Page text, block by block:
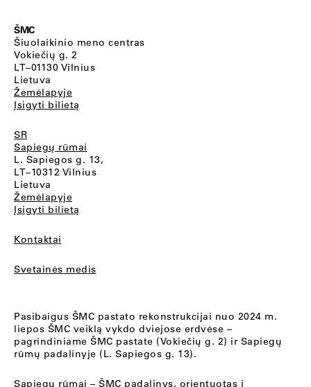
ŠMC
Šiuolaikinio meno centras
Vokiečių g. 2
LT–01130 Vilnius
Lietuva
Žemėlapyje
Įsigyti bilietą
SR
Sapiegų rūmai
L. Sapiegos g. 13,
LT–10312 Vilnius
Lietuva
Žemėlapyje
Įsigyti bilietą
Kontaktai
Svetainės medis
Pasibaigus ŠMC pastato rekonstrukcijai nuo 2024 m.
liepos ŠMC veiklą vykdo dviejose erdvėse –
pagrindiniame ŠMC pastate (Vokiečių g. 2) ir Sapiegų
rūmų padalinyje (L. Sapiegos g. 13).
Sapiegų rūmai – ŠMC padalinys, orientuotas į